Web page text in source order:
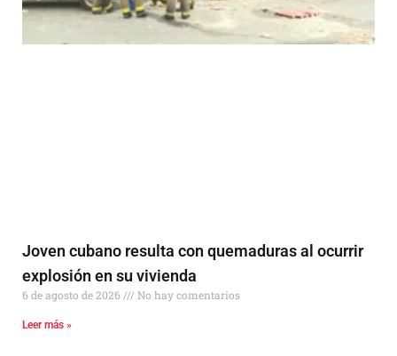
Joven cubano resulta con quemaduras al ocurrir
explosión en su vivienda
6 de agosto de 2026 No hay comentarios
Leer más »